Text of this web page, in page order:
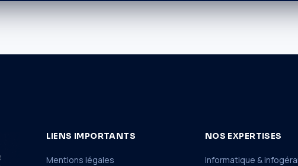
LIENS IMPORTANTS
Mentions légales
NOS EXPERTISES
Informatique &